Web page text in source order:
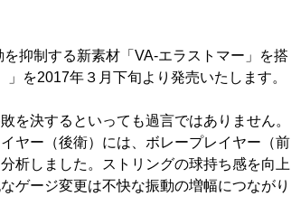
抑制する新素材「VA-エラストマー」を搭
を2017年３月下旬より発売いたします。
決するといっても過言ではありません。
ヤー（後衛）には、ボレープレイヤー（前
析しました。ストリングの球持ち感を向上
ゲージ変更は不快な振動の増幅につながり